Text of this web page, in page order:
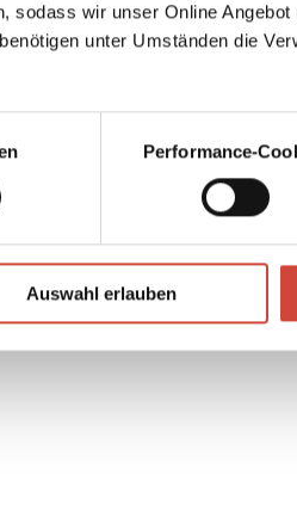
sodass wir unser Online
unter Umständen die
Performance-
Auswahl erlauben
Kaufen